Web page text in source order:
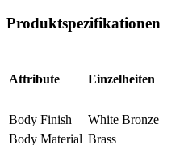
Produktspezifikationen
Attribute Einzelheiten
Body Finish
White Bronze
Body Material Brass